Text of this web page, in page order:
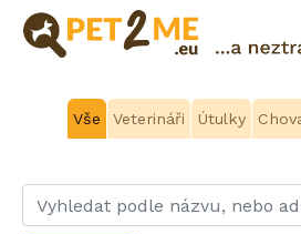
Registrace
Přihlášení
Vše Veterináři Útulky